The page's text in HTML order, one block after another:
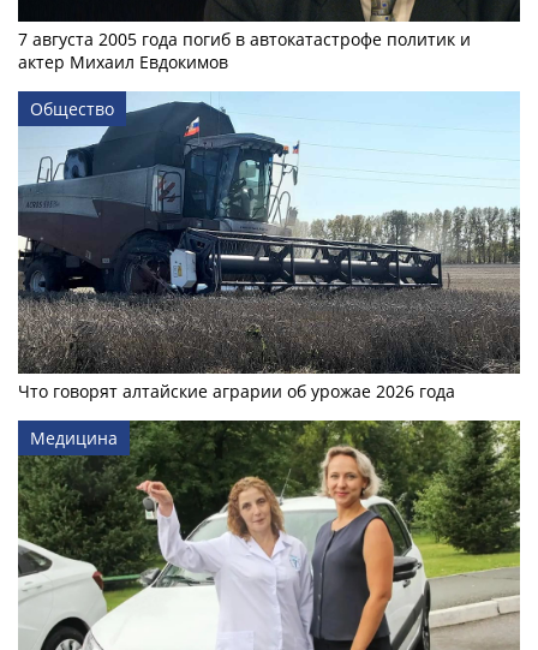
7 августа 2005 года погиб в автокатастрофе политик и
актер Михаил Евдокимов
Общество
Что говорят алтайские аграрии об урожае 2026 года
Медицина